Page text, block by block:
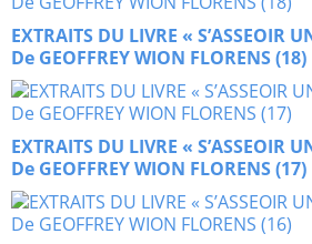
EXTRAITS DU LIVRE « S’ASSEOIR
De GEOFFREY WION FLORENS (18)
EXTRAITS DU LIVRE « S’ASSEOIR
De GEOFFREY WION FLORENS (17)